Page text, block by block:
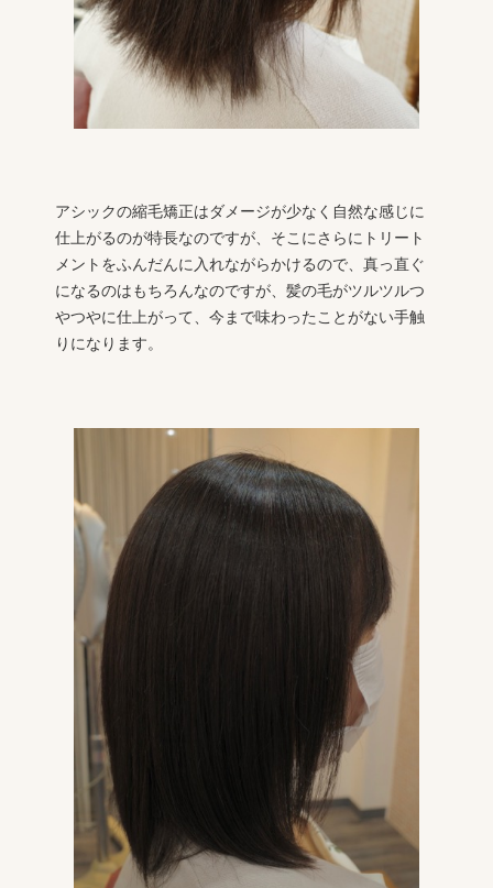
アシックの縮毛矯正はダメージが少なく自然な感じに
仕上がるのが特長なのですが、そこにさらにトリート
メントをふんだんに入れながらかけるので、真っ直ぐ
になるのはもちろんなのですが、髪の毛がツルツルつ
やつやに仕上がって、今まで味わったことがない手触
りになります。